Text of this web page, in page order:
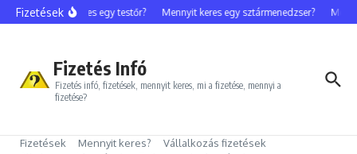
Ugrás a tartalomhoz
Fizetések
Mennyit keres egy testőr? Mennyit keres egy sztármenedzser?
Fizetés Infó
Fizetés infó, fizetések, mennyit keres, mi a fizetése, mennyi a
fizetése?
Fizetések Mennyit keres?
Vállalkozás fizetések